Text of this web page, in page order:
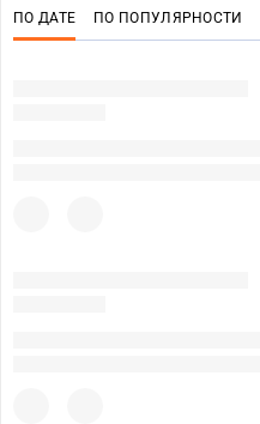
ПО ДАТЕ ПО ПОПУЛЯРНОСТИ